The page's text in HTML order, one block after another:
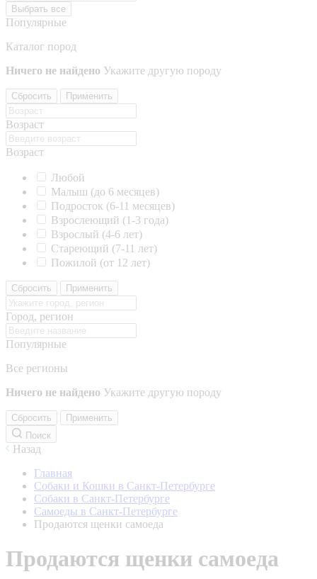
Выбрать все
Популярные
Каталог пород
Ничего не найдено Укажите другую породу
Сбросить Применить
Возраст
Возраст
Любой
Малыш (до 6 месяцев)
Подросток (6-11 месяцев)
Взрослеющий (1-3 года)
Взрослый (4-6 лет)
Стареющий (7-11 лет)
Пожилой (от 12 лет)
Сбросить Применить
Город, регион
Популярные
Все регионы
Ничего не найдено Укажите другую породу
Сбросить
Применить
Поиск
Назад
Главная
Собаки и Кошки в Санкт-Петербурге
Собаки в Санкт-Петербурге
Самоеды в Санкт-Петербурге
Продаются щенки самоеда
Продаются щенки самоеда